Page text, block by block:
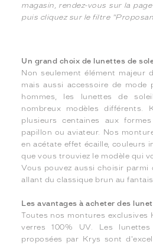
magasin, rendez-vous sur la page
puis cliquez sur le filtre
Un grand choix de lunettes de
Non seulement élément majeur
mais aussi accessoire de mode
hommes, les lunettes de
nombreux modèles différents.
plusieurs centaines aux
papillon ou aviateur. Nos
en acétate effet écaille, couleurs
que vous trouviez le modèle qui
Vous pouvez aussi choisir parmi
allant du classique brun au
Les avantages à acheter des
Toutes nos montures exclusives
verres 100% UV. Les
proposées par Krys sont